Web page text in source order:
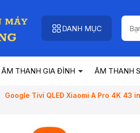
DANH MỤC
ÂM THANH GIA ĐÌNH ÂM THANH
Google Tivi QLED Xiaomi A Pro 4K 43